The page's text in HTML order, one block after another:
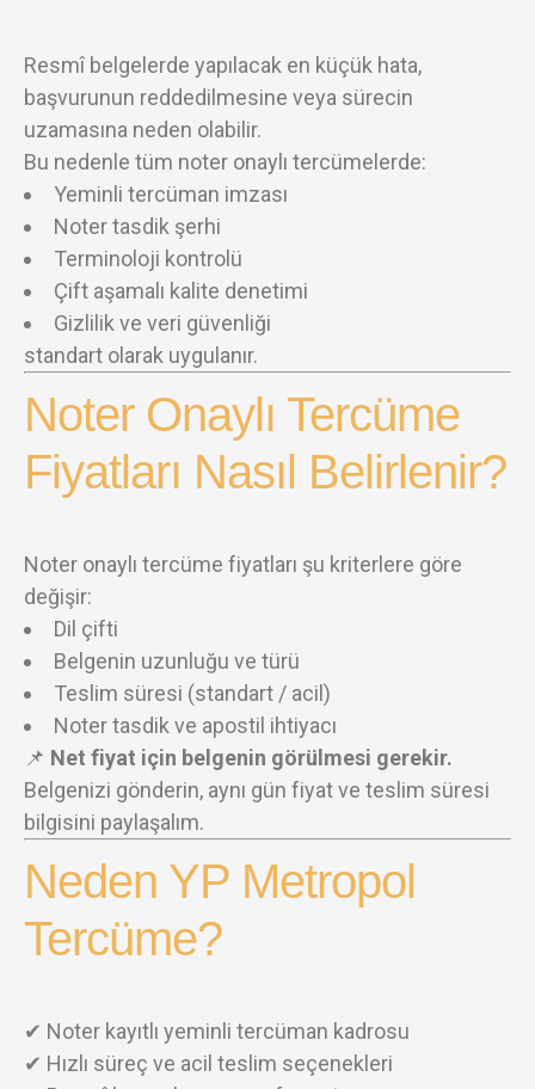
Resmî belgelerde yapılacak en küçük hata,
başvurunun reddedilmesine veya sürecin
uzamasına neden olabilir.
Bu nedenle tüm noter onaylı tercümelerde:
Yeminli tercüman imzası
Noter tasdik şerhi
Terminoloji kontrolü
Çift aşamalı kalite denetimi
Gizlilik ve veri güvenliği
standart olarak uygulanır.
Noter Onaylı Tercüme
Fiyatları Nasıl Belirlenir?
Noter onaylı tercüme fiyatları şu kriterlere göre
değişir:
Dil çifti
Belgenin uzunluğu ve türü
Teslim süresi (standart / acil)
Noter tasdik ve apostil ihtiyacı
📌 Net fiyat için belgenin görülmesi gerekir.
Belgenizi gönderin, aynı gün fiyat ve teslim süresi
bilgisini paylaşalım.
Neden YP Metropol
Tercüme?
✔ Noter kayıtlı yeminli tercüman kadrosu
✔ Hızlı süreç ve acil teslim seçenekleri